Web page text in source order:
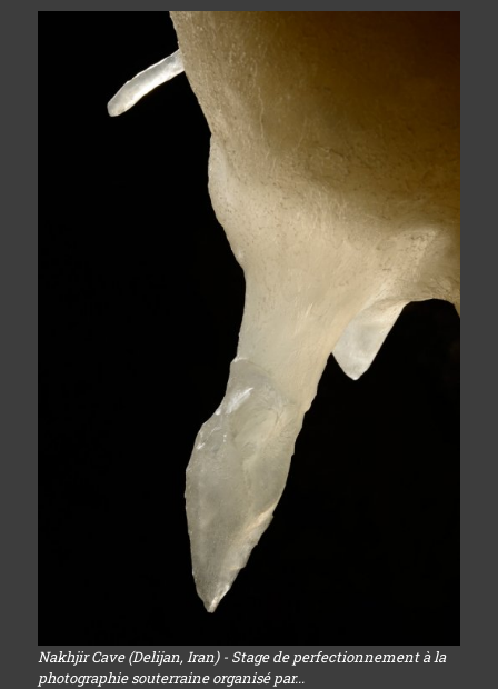
Nakhjir Cave (Delijan, Iran) - Stage de perfectionnement à la
photographie souterraine organisé par...